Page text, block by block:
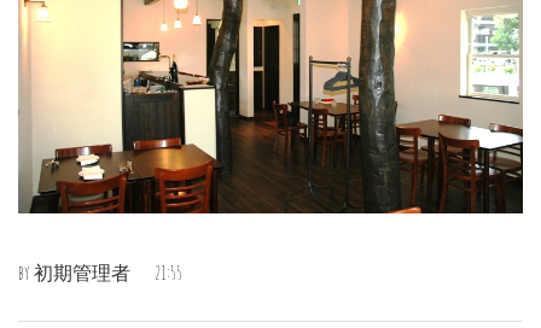
by 初期管理者 21:55